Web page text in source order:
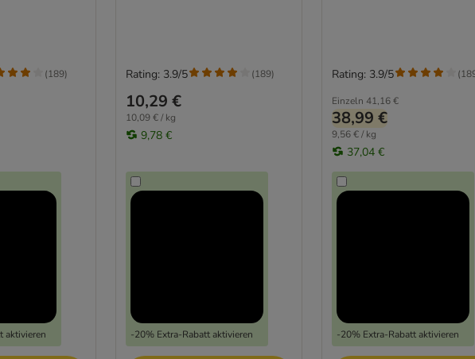
aktivieren
(189)
10,29 €
10,09 € / kg
9,78 €
-20% Extra-Rabatt aktivieren
Rating: 3.9/5 (189)
Einzeln 41,16 €
38,99 €
9,56 € / kg
37,04 €
-20% Extra-Rabatt aktivieren
Rating: 3.9/5 (